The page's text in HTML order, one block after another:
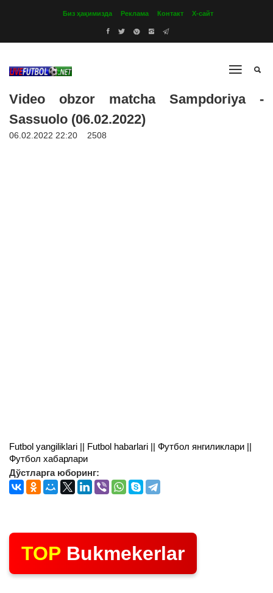
Биз ҳақимизда Реклама Контакт Х-сайт
Video obzor matcha Sampdoriya -
Sassuolo (06.02.2022)
06.02.2022 22:20 2508
Futbol yangiliklari || Futbol habarlari || Футбол янгиликлари ||
Футбол хабарлари
Дўстларга юборинг:
TOP Bukmekerlar